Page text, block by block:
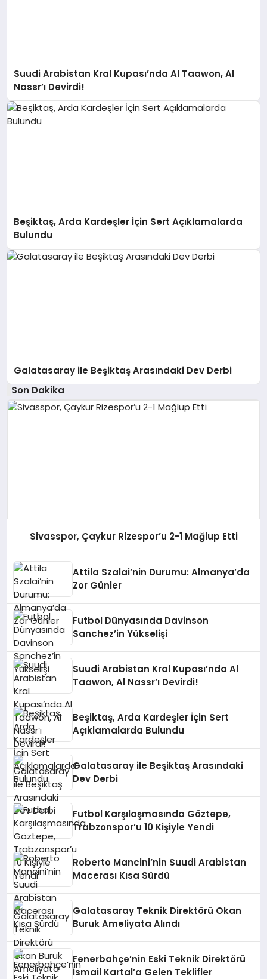
Suudi Arabistan Kral Kupası’nda Al Taawon, Al
Nassr’ı Devirdi!
Beşiktaş, Arda Kardeşler İçin Sert Açıklamalarda
Bulundu
Galatasaray ile Beşiktaş Arasındaki Dev Derbi
Son Dakika
Sivasspor, Çaykur Rizespor’u 2-1 Mağlup Etti
Attila Szalai’nin Durumu: Almanya’da
Zor Günler
Futbol Dünyasında Davinson
Sanchez’in Yükselişi
Suudi Arabistan Kral Kupası’nda Al
Taawon, Al Nassr’ı Devirdi!
Beşiktaş, Arda Kardeşler İçin Sert
Açıklamalarda Bulundu
Galatasaray ile Beşiktaş Arasındaki
Dev Derbi
Futbol Karşılaşmasında Göztepe,
Trabzonspor’u 10 Kişiyle Yendi
Roberto Mancini’nin Suudi Arabistan
Macerası Kısa Sürdü
Galatasaray Teknik Direktörü Okan
Buruk Ameliyata Alındı
Fenerbahçe’nin Eski Teknik Direktörü
İsmail Kartal’a Gelen Teklifler